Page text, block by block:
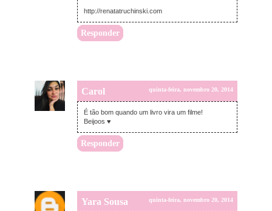
http://renatatruchinski.com
Responder
Carol quinta-feira, novembro 20, 2014
É tão bom quando um livro vira um filme!
Beijoos ♥
Responder
Yara Sousa quinta-feira, novembro 20, 2014